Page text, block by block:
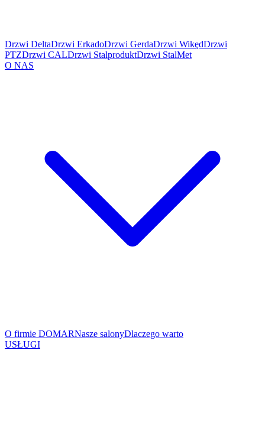
Drzwi DeltaDrzwi ErkadoDrzwi GerdaDrzwi WikędDrzwi
PTZDrzwi CALDrzwi StalproduktDrzwi StalMet
O NAS
O firmie DOMARNasze salonyDlaczego warto
USŁUGI